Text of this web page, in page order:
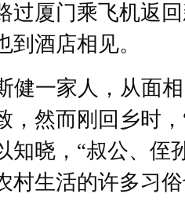
过厦门乘飞机返
到酒店相见。
一家人，从面
，然而刚回乡时
知晓，“叔公、侄
村生活的许多习